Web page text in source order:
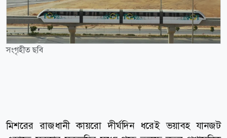
সংগৃহীত ছবি
মিশরের রাজধানী কায়রো দীর্ঘদিন ধরেই ভয়াবহ যানজট